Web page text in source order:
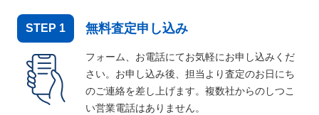
STEP 1 無料査定申し込み
フォーム、お電話にてお気軽にお申し込みくだ
さい。お申し込み後、担当より査定のお日にち
のご連絡を差し上げます。複数社からのしつこ
い営業電話はありません。